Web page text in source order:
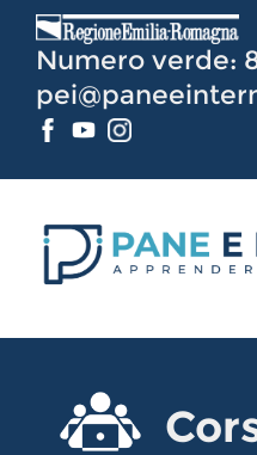
Contenuto
Numero verde: